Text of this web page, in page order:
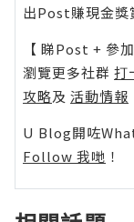
出Post賺現金獎
【 睇Post + 參
瀏覽更多社群 打
攻略及 活動情報
U Blog開咗
Follow 我哋 ！